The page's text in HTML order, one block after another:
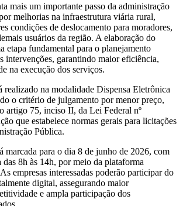
mais um importante passo da administração
melhorias na infraestrutura viária rural,
condições de deslocamento para moradores,
usuários da região. A elaboração do
etapa fundamental para o planejamento
intervenções, garantindo maior eficiência,
na execução dos serviços.
realizado na modalidade Dispensa Eletrônica
o critério de julgamento por menor preço,
artigo 75, inciso II, da Lei Federal nº
que estabelece normas gerais para licitações
Pública.
marcada para o dia 8 de junho de 2026, com
das 8h às 14h, por meio da plataforma
empresas interessadas poderão participar do
digital, assegurando maior
e ampla participação dos